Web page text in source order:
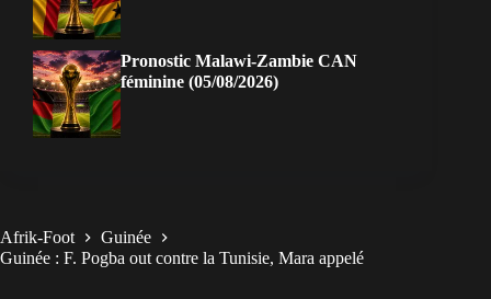
Pronostic Malawi-Zambie CAN
féminine (05/08/2026)
Afrik-Foot
Guinée
Guinée : F. Pogba out contre la Tunisie, Mara appelé